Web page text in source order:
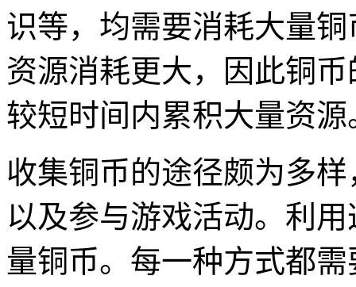
识等，均需要消耗大量
资源消耗更大，因此铜
较短时间内累积大量资源
收集铜币的途径颇为多
以及参与游戏活动。利
量铜币。每一种方式都